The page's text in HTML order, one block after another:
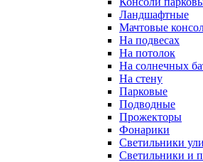
Ландшафтные
Мачтовые
На подвесах
На потолок
На солнечных
На стену
Парковые
Подводные
Прожекторы
Фонарики
Светильники
Светильники и